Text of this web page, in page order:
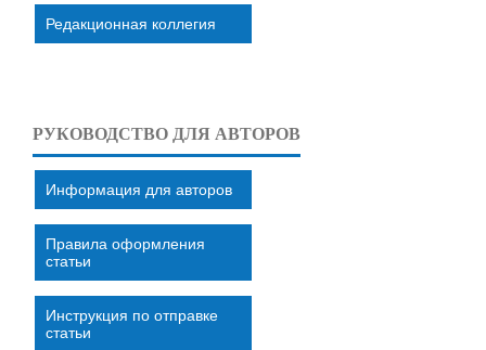
Редакционная коллегия
РУКОВОДСТВО ДЛЯ АВТОРОВ
Информация для авторов
Правила оформления
статьи
Инструкция по отправке
статьи